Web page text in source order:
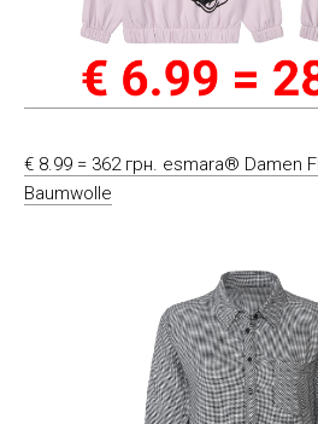
€ 8.99 = 362 грн. esmara® Damen
Baumwolle